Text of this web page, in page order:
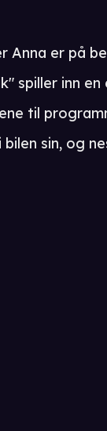
Anna er på
spiller inn
til
bilen sin, og